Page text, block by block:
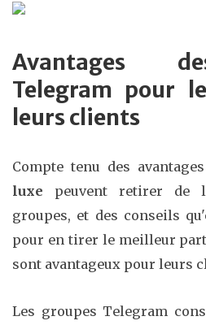
Avantages
Telegram pour
leurs clients
Compte tenu des
luxe peuvent retirer de
groupes, et des conseils
pour en tirer le meilleur
sont avantageux pour leurs
Les groupes Telegram